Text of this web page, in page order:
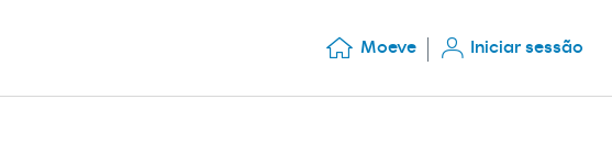
Moeve Iniciar sessão